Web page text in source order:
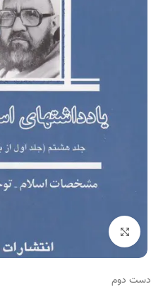
برای بزرگنمایی کلیک کنید
دست دوم